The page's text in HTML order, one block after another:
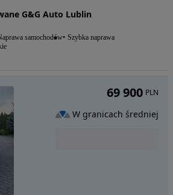
G&G Auto Lublin
samochodów Szybka naprawa
69 900 PLN
W granicach średniej